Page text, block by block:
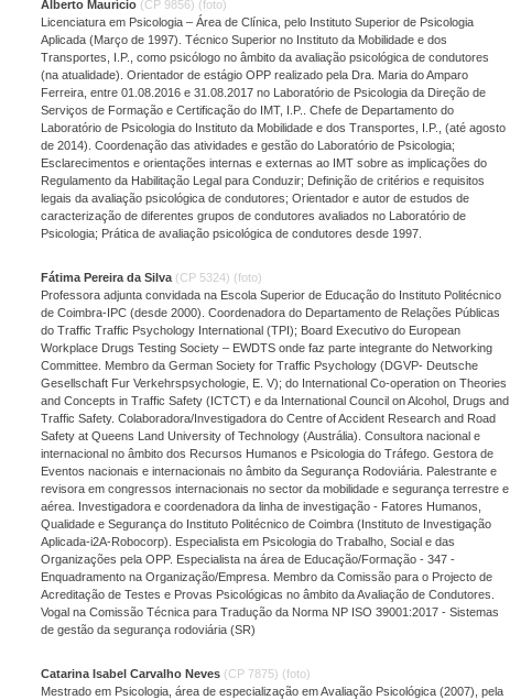
Alberto Maurício (CP 9856) (foto)
Licenciatura em Psicologia – Área de Clínica, pelo Instituto Superior de Psicologia
Aplicada (Março de 1997). Técnico Superior no Instituto da Mobilidade e dos
Transportes, I.P., como psicólogo no âmbito da avaliação psicológica de condutores
(na atualidade). Orientador de estágio OPP realizado pela Dra. Maria do Amparo
Ferreira, entre 01.08.2016 e 31.08.2017 no Laboratório de Psicologia da Direção de
Serviços de Formação e Certificação do IMT, I.P.. Chefe de Departamento do
Laboratório de Psicologia do Instituto da Mobilidade e dos Transportes, I.P., (até agosto
de 2014). Coordenação das atividades e gestão do Laboratório de Psicologia;
Esclarecimentos e orientações internas e externas ao IMT sobre as implicações do
Regulamento da Habilitação Legal para Conduzir; Definição de critérios e requisitos
legais da avaliação psicológica de condutores; Orientador e autor de estudos de
caracterização de diferentes grupos de condutores avaliados no Laboratório de
Psicologia; Prática de avaliação psicológica de condutores desde 1997.
Fátima Pereira da Silva (CP 5324) (foto)
Professora adjunta convidada na Escola Superior de Educação do Instituto Politécnico
de Coimbra-IPC (desde 2000). Coordenadora do Departamento de Relações Públicas
do Traffic Traffic Psychology International (TPI); Board Executivo do European
Workplace Drugs Testing Society – EWDTS onde faz parte integrante do Networking
Committee. Membro da German Society for Traffic Psychology (DGVP- Deutsche
Gesellschaft Fur Verkehrspsychologie, E. V); do International Co-operation on Theories
and Concepts in Traffic Safety (ICTCT) e da International Council on Alcohol, Drugs and
Traffic Safety. Colaboradora/Investigadora do Centre of Accident Research and Road
Safety at Queens Land University of Technology (Austrália). Consultora nacional e
internacional no âmbito dos Recursos Humanos e Psicologia do Tráfego. Gestora de
Eventos nacionais e internacionais no âmbito da Segurança Rodoviária. Palestrante e
revisora em congressos internacionais no sector da mobilidade e segurança terrestre e
aérea. Investigadora e coordenadora da linha de investigação - Fatores Humanos,
Qualidade e Segurança do Instituto Politécnico de Coimbra (Instituto de Investigação
Aplicada-i2A-Robocorp). Especialista em Psicologia do Trabalho, Social e das
Organizações pela OPP. Especialista na área de Educação/Formação - 347 -
Enquadramento na Organização/Empresa. Membro da Comissão para o Projecto de
Acreditação de Testes e Provas Psicológicas no âmbito da Avaliação de Condutores.
Vogal na Comissão Técnica para Tradução da Norma NP ISO 39001:2017 - Sistemas
de gestão da segurança rodoviária (SR)
Catarina Isabel Carvalho Neves (CP 7875) (foto)
Mestrado em Psicologia, área de especialização em Avaliação Psicológica (2007), pela